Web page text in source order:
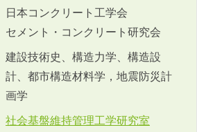
日本コンクリート工学会
セメント・コンクリート研究会
建設技術史、構造力学、構造設
計、都市構造材料学，地震防災計
画学
社会基盤維持管理工学研究室